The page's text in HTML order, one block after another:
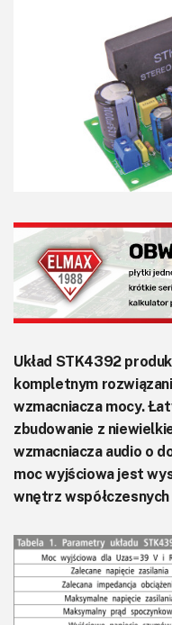
Kontakt
Newsletter
Magazyny
Archiwum
Do
Układ STK4392
kompletnym
wzmacniacza mocy.
zbudowanie z
wzmacniacza audio o
moc wyjściowa jest
wnętrz współczesnych